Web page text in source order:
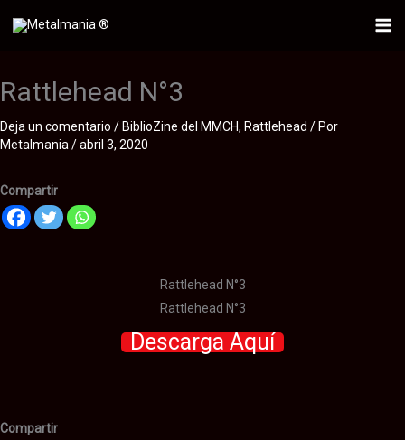
Rattlehead N°3
Deja un comentario / BiblioZine del MMCH, Rattlehead / Por
Metalmania /abril 3, 2020
Compartir
Rattlehead N°3
Rattlehead N°3
Descarga Aquí
Compartir